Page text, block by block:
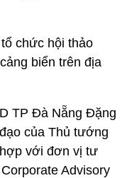
chức hội thảo
biển trên địa
TP Đà Nẵng Đặng
của Thủ tướng
với đơn vị tư
Advisory